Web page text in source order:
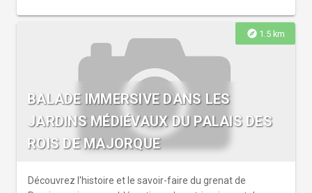
explore 1.5 km
BALADE IMMERSIVE DANS LES
JARDINS MÉDIÉVAUX DU PALAIS DES
ROIS DE MAJORQUE
Découvrez l'histoire et le savoir-faire du grenat de